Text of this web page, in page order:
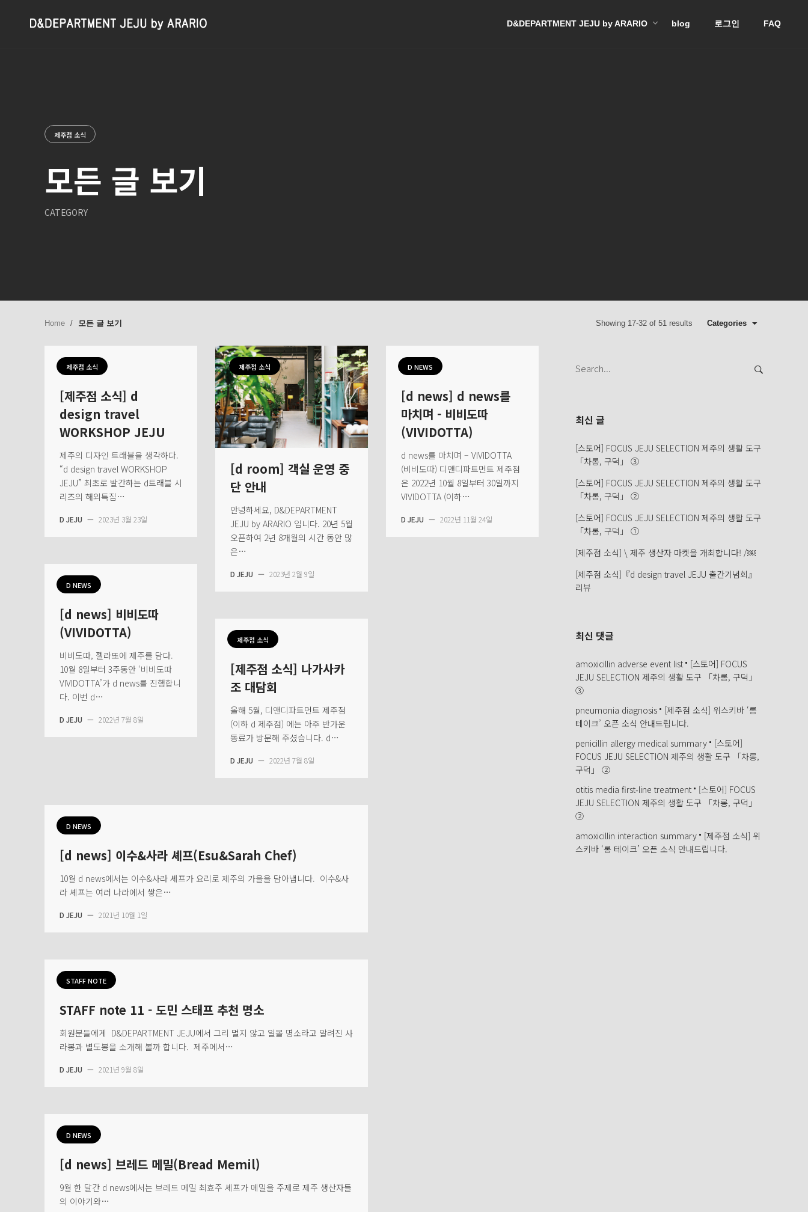
D&DEPARTMENT JEJU by ARARIO blog 로그인 FAQ
제주점 소식
모든 글 보기
CATEGORY
Home / 모든 글 보기 Showing 17-32 of 51 results Categories
제주점 소식
[제주점 소식] d
design travel
WORKSHOP JEJU
제주의 디자인 트래블을 생각하다.
“d design travel WORKSHOP
JEJU” 최초로 발간하는 d트래블 시
리즈의 해외특집…
D JEJU — 2023년 3월 23일
제주점 소식
[d room] 객실 운영 중
단 안내
안녕하세요, D&DEPARTMENT
JEJU by ARARIO 입니다. 20년 5월
오픈하여 2년 8개월의 시간 동안 많
은…
D JEJU — 2023년 2월 9일
D NEWS
[d news] d news를
마치며 - 비비도따
(VIVIDOTTA)
d news를 마치며 – VIVIDOTTA
(비비도따) 디앤디파트먼트 제주점
은 2022년 10월 8일부터 30일까지
VIVIDOTTA (이하…
D JEJU — 2022년 11월 24일
D NEWS
[d news] 비비도따
(VIVIDOTTA)
비비도따, 젤라또에 제주를 담다.
10월 8일부터 3주동안 ‘비비도따
VIVIDOTTA’가 d news를 진행합니
다. 이번 d…
D JEJU — 2022년 7월 8일
제주점 소식
[제주점 소식] 나가사카
조 대담회
올해 5월, 디앤디파트먼트 제주점
(이하 d 제주점) 에는 아주 반가운
동료가 방문해 주셨습니다. d…
D JEJU — 2022년 7월 8일
D NEWS
[d news] 이수&사라 셰프(Esu&Sarah Chef)
10월 d news에서는 이수&사라 셰프가 요리로 제주의 가을을 담아냅니다. 이수&사
라 셰프는 여러 나라에서 쌓은…
D JEJU — 2021년 10월 1일
STAFF NOTE
STAFF note 11 - 도민 스태프 추천 명소
회원분들에게 D&DEPARTMENT JEJU에서 그리 멀지 않고 일몰 명소라고 알려진 사
라봉과 별도봉을 소개해 볼까 합니다. 제주에서…
D JEJU — 2021년 9월 8일
D NEWS
[d news] 브레드 메밀(Bread Memil)
9월 한 달간 d news에서는 브레드 메밀 최효주 셰프가 메밀을 주제로 제주 생산자들
의 이야기와…
for:
최신 글
[스토어] FOCUS JEJU SELECTION 제주의 생활 도구
「차롱, 구덕」 ③
[스토어] FOCUS JEJU SELECTION 제주의 생활 도구
「차롱, 구덕」 ②
[스토어] FOCUS JEJU SELECTION 제주의 생활 도구
「차롱, 구덕」 ①
[제주점 소식] \ 제주 생산자 마켓을 개최합니다! /￼
[제주점 소식]『d design travel JEJU 출간기념회』
리뷰
최신 댓글
amoxicillin adverse event list
[스토어] FOCUS
JEJU SELECTION 제주의 생활 도구 「차롱, 구덕」
③
pneumonia diagnosis
[제주점 소식] 위스키바 ‘롱
테이크’ 오픈 소식 안내드립니다.
penicillin allergy medical summary
[스토어]
FOCUS JEJU SELECTION 제주의 생활 도구 「차롱,
구덕」 ②
otitis media first‑line treatment
[스토어] FOCUS
JEJU SELECTION 제주의 생활 도구 「차롱, 구덕」
②
amoxicillin interaction summary
[제주점 소식] 위
스키바 ‘롱 테이크’ 오픈 소식 안내드립니다.